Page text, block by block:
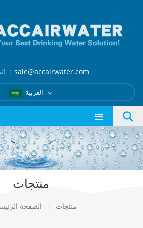
اترك رسالة ： sale@accairwater.com
منتجات
الصفحة / منتجات